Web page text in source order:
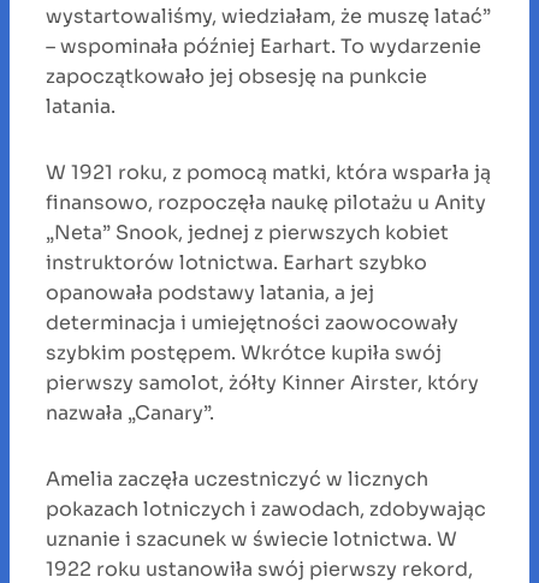
wystartowaliśmy, wiedziałam, że muszę latać”
– wspominała później Earhart. To wydarzenie
zapoczątkowało jej obsesję na punkcie
latania.
W 1921 roku, z pomocą matki, która wsparła ją
finansowo, rozpoczęła naukę pilotażu u Anity
„Neta” Snook, jednej z pierwszych kobiet
instruktorów lotnictwa. Earhart szybko
opanowała podstawy latania, a jej
determinacja i umiejętności zaowocowały
szybkim postępem. Wkrótce kupiła swój
pierwszy samolot, żółty Kinner Airster, który
nazwała „Canary”.
Amelia zaczęła uczestniczyć w licznych
pokazach lotniczych i zawodach, zdobywając
uznanie i szacunek w świecie lotnictwa. W
1922 roku ustanowiła swój pierwszy rekord,